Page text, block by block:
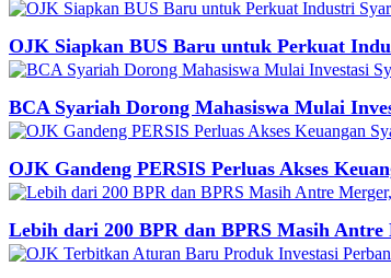
OJK Siapkan BUS Baru untuk Perkuat
BCA Syariah Dorong Mahasiswa Mulai
OJK Gandeng PERSIS Perluas Akses
Lebih dari 200 BPR dan BPRS Masih